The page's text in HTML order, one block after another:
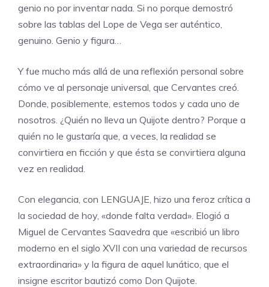
genio no por inventar nada. Si no porque demostró
sobre las tablas del Lope de Vega ser auténtico,
genuino. Genio y figura…
Y fue mucho más allá de una reflexión personal sobre
cómo ve al personaje universal, que Cervantes creó.
Donde, posiblemente, estemos todos y cada uno de
nosotros. ¿Quién no lleva un Quijote dentro? Porque a
quién no le gustaría que, a veces, la realidad se
convirtiera en ficción y que ésta se convirtiera alguna
vez en realidad.
Con elegancia, con LENGUAJE, hizo una feroz crítica a
la sociedad de hoy, «donde falta verdad». Elogió a
Miguel de Cervantes Saavedra que «escribió un libro
moderno en el siglo XVII con una variedad de recursos
extraordinaria» y la figura de aquel lunático, que el
insigne escritor bautizó como Don Quijote.